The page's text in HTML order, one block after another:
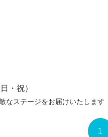
・祝）
なステージをお届けいたします
1